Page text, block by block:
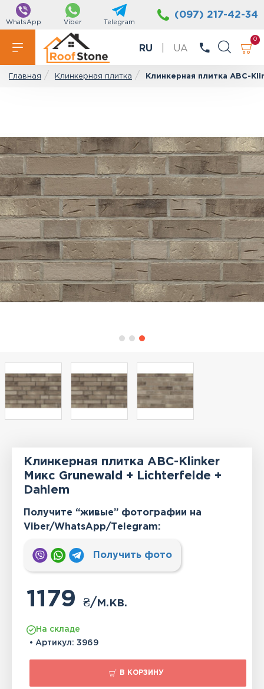
WhatsApp Viber Telegram
(097) 217-42-34
RU UA
0
Главная Клинкерная плитка Клинкерная плитка АВС-
Клинкерная плитка АВС-Klinker
Микс Grunewald + Lichterfelde +
Dahlem
Получите “живые” фотографии на
Viber/WhatsApp/Тelegram:
Получить фото
1179₴/м.кв.
На складе
• Артикул: 3969
В КОРЗИНУ